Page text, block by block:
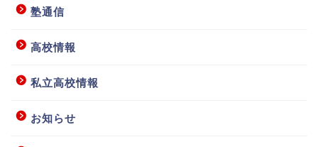
塾通信
高校情報
私立高校情報
お知らせ